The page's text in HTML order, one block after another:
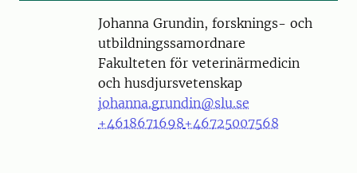
PersonJohanna Grundin, forsknings- och
utbildningssamordnare
Fakulteten för veterinärmedicin
och husdjursvetenskap
johanna.grundin@slu.se
+4618671698+46725007568